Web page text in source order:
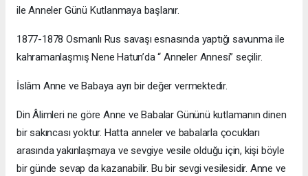
ile Anneler Günü Kutlanmaya başlanır.
1877-1878 Osmanlı Rus savaşı esnasında yaptığı savunma ile
kahramanlaşmış Nene Hatun’da “ Anneler Annesi” seçilir.
İslâm Anne ve Babaya ayrı bir değer vermektedir.
Din Âlimleri ne göre Anne ve Babalar Gününü kutlamanın dinen
bir sakıncası yoktur. Hatta anneler ve babalarla çocukları
arasında yakınlaşmaya ve sevgiye vesile olduğu için, kişi böyle
bir günde sevap da kazanabilir. Bu bir sevgi vesilesidir. Anne ve